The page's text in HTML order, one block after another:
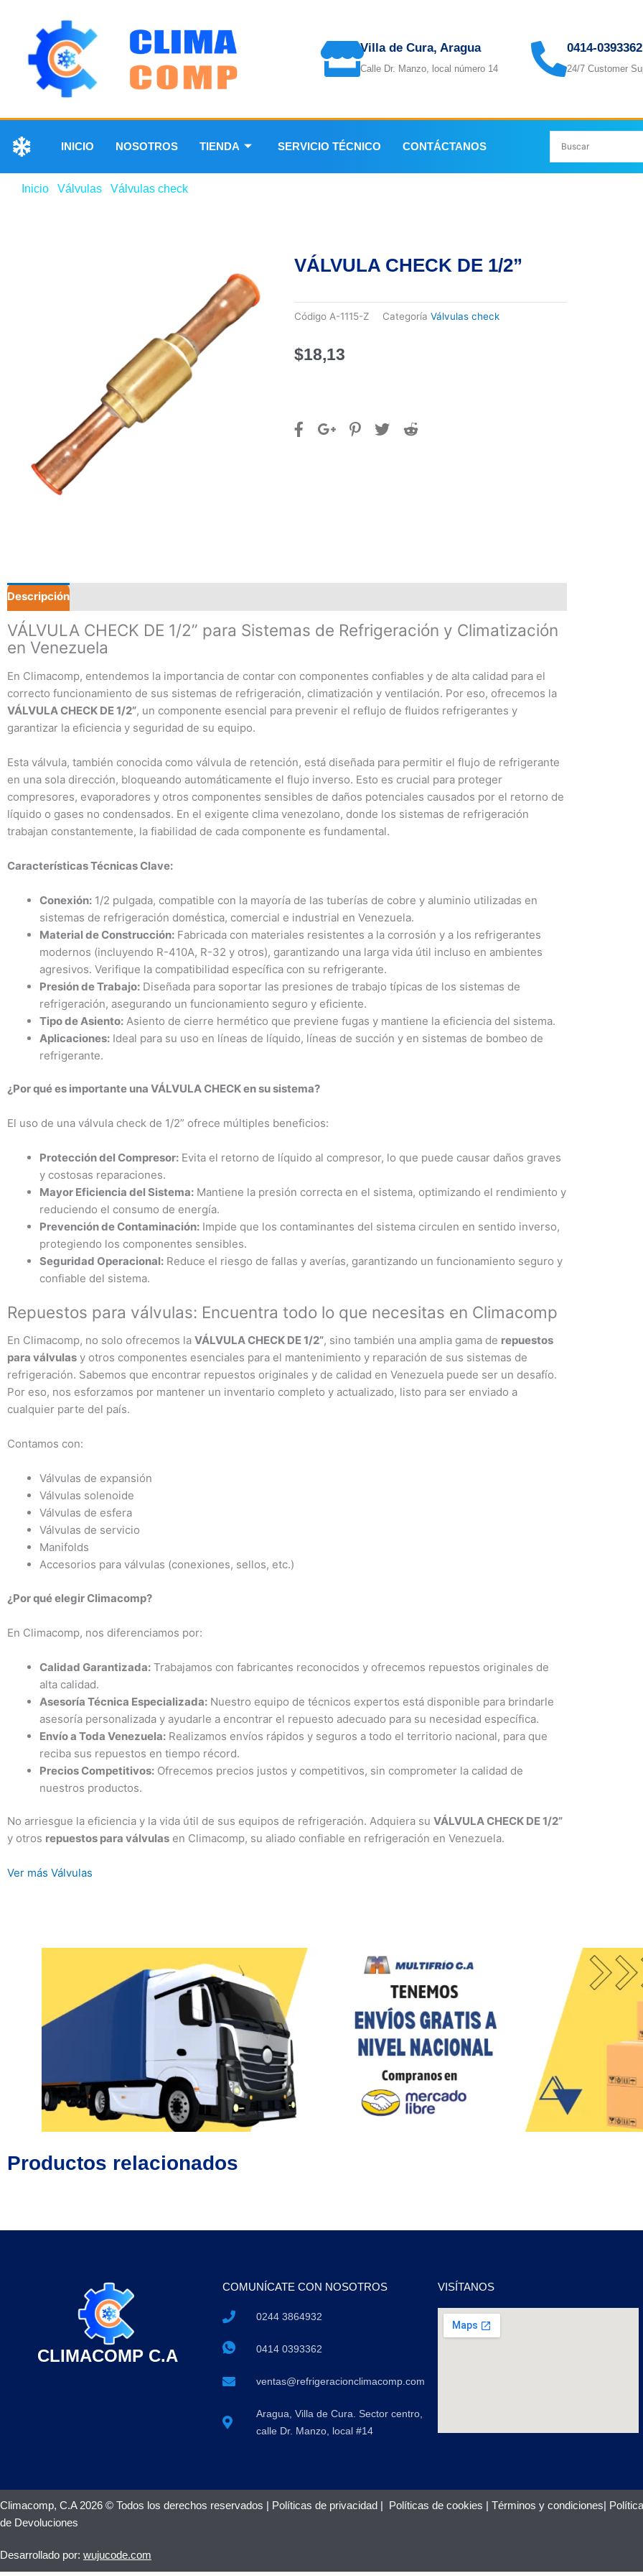
Villa de Cura, Aragua
Calle Dr. Manzo, local número 14
0414-0393362
24/7 Customer
INICIO NOSOTROS TIENDA SERVICIO TÉCNICO CONTÁCTANOS
Inicio Válvulas Válvulas check
VÁLVULA CHECK DE 1/2”
Código A-1115-Z Categoría Válvulas check
$18,13
Descripción
VÁLVULA CHECK DE 1/2” para Sistemas de Refrigeración y Climatización
en Venezuela
En Climacomp, entendemos la importancia de contar con componentes confiables y de alta calidad para el
correcto funcionamiento de sus sistemas de refrigeración, climatización y ventilación. Por eso, ofrecemos la
VÁLVULA CHECK DE 1/2”, un componente esencial para prevenir el reflujo de fluidos refrigerantes y
garantizar la eficiencia y seguridad de su equipo.
Esta válvula, también conocida como válvula de retención, está diseñada para permitir el flujo de refrigerante
en una sola dirección, bloqueando automáticamente el flujo inverso. Esto es crucial para proteger
compresores, evaporadores y otros componentes sensibles de daños potenciales causados por el retorno de
líquido o gases no condensados. En el exigente clima venezolano, donde los sistemas de refrigeración
trabajan constantemente, la fiabilidad de cada componente es fundamental.
Características Técnicas Clave:
Conexión: 1/2 pulgada, compatible con la mayoría de las tuberías de cobre y aluminio utilizadas en
sistemas de refrigeración doméstica, comercial e industrial en Venezuela.
Material de Construcción: Fabricada con materiales resistentes a la corrosión y a los refrigerantes
modernos (incluyendo R-410A, R-32 y otros), garantizando una larga vida útil incluso en ambientes
agresivos. Verifique la compatibilidad específica con su refrigerante.
Presión de Trabajo: Diseñada para soportar las presiones de trabajo típicas de los sistemas de
refrigeración, asegurando un funcionamiento seguro y eficiente.
Tipo de Asiento: Asiento de cierre hermético que previene fugas y mantiene la eficiencia del sistema.
Aplicaciones: Ideal para su uso en líneas de líquido, líneas de succión y en sistemas de bombeo de
refrigerante.
¿Por qué es importante una VÁLVULA CHECK en su sistema?
El uso de una válvula check de 1/2” ofrece múltiples beneficios:
Protección del Compresor: Evita el retorno de líquido al compresor, lo que puede causar daños graves
y costosas reparaciones.
Mayor Eficiencia del Sistema: Mantiene la presión correcta en el sistema, optimizando el rendimiento y
reduciendo el consumo de energía.
Prevención de Contaminación: Impide que los contaminantes del sistema circulen en sentido inverso,
protegiendo los componentes sensibles.
Seguridad Operacional: Reduce el riesgo de fallas y averías, garantizando un funcionamiento seguro y
confiable del sistema.
Repuestos para válvulas: Encuentra todo lo que necesitas en Climacomp
En Climacomp, no solo ofrecemos la VÁLVULA CHECK DE 1/2”, sino también una amplia gama de repuestos
para válvulas y otros componentes esenciales para el mantenimiento y reparación de sus sistemas de
refrigeración. Sabemos que encontrar repuestos originales y de calidad en Venezuela puede ser un desafío.
Por eso, nos esforzamos por mantener un inventario completo y actualizado, listo para ser enviado a
cualquier parte del país.
Contamos con:
Válvulas de expansión
Válvulas solenoide
Válvulas de esfera
Válvulas de servicio
Manifolds
Accesorios para válvulas (conexiones, sellos, etc.)
¿Por qué elegir Climacomp?
En Climacomp, nos diferenciamos por:
Calidad Garantizada: Trabajamos con fabricantes reconocidos y ofrecemos repuestos originales de
alta calidad.
Asesoría Técnica Especializada: Nuestro equipo de técnicos expertos está disponible para brindarle
asesoría personalizada y ayudarle a encontrar el repuesto adecuado para su necesidad específica.
Envío a Toda Venezuela: Realizamos envíos rápidos y seguros a todo el territorio nacional, para que
reciba sus repuestos en tiempo récord.
Precios Competitivos: Ofrecemos precios justos y competitivos, sin comprometer la calidad de
nuestros productos.
No arriesgue la eficiencia y la vida útil de sus equipos de refrigeración. Adquiera su VÁLVULA CHECK DE 1/2”
y otros repuestos para válvulas en Climacomp, su aliado confiable en refrigeración en Venezuela.
Ver más Válvulas
Productos relacionados
CLIMACOMP C.A
COMUNÍCATE CON NOSOTROS
0244 3864932
0414 0393362
ventas@refrigeracionclimacomp.com
Aragua, Villa de Cura. Sector centro,
calle Dr. Manzo, local #14
VISÍTANOS
Climacomp, C.A 2026 © Todos los derechos reservados | Políticas de privacidad | Políticas de cookies | Términos y condiciones| Política
de Devoluciones
Desarrollado por: wujucode.com